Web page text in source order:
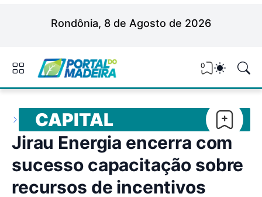
Rondônia, 8 de Agosto de 2026
0
CAPITAL
Jirau Energia encerra com
sucesso capacitação sobre
recursos de incentivos